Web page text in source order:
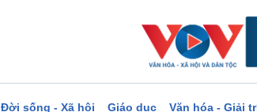
Đời sống - Xã hội Giáo dục Văn hóa - Giải